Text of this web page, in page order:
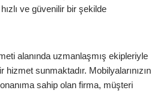
ve güvenilir bir şekilde
alanında uzmanlaşmış ekipleriyle
sunmaktadır. Mobilyalarınızın
sahip olan firma, müşteri